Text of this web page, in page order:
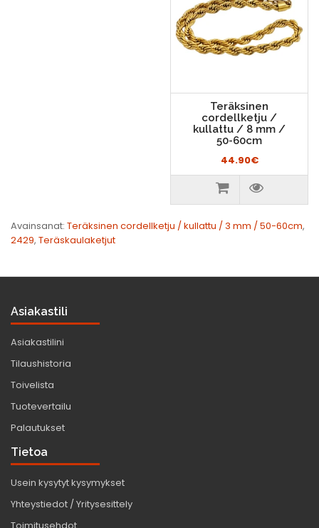
Teräksinen
cordellketju /
kullattu / 8 mm /
50-60cm
44.90€
Avainsanat: Teräksinen cordellketju / kullattu / 3 mm / 50-60cm,
2429, Teräskaulaketjut
Asiakastili
Asiakastilini
Tilaushistoria
Toivelista
Tuotevertailu
Palautukset
Tietoa
Usein kysytyt kysymykset
Yhteystiedot / Yritysesittely